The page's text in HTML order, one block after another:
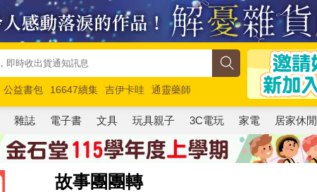
公益書包 16647續集 吉伊卡哇
通靈藥師
馬斯克 玩具總動員5 超慢跑
雜誌 電子書 文具 玩具親子 3C電玩 家電 居家休閒
故事團團轉